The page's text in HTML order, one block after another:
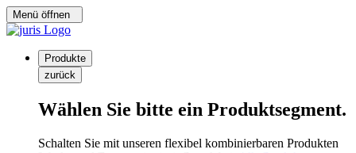
Menü öffnen
Produkte
zurück
Wählen Sie bitte ein Produktsegment.
Schalten Sie mit unseren flexibel kombinierbaren Produkten